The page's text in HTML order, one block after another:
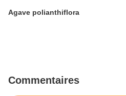
Agave polianthiflora
Commentaires